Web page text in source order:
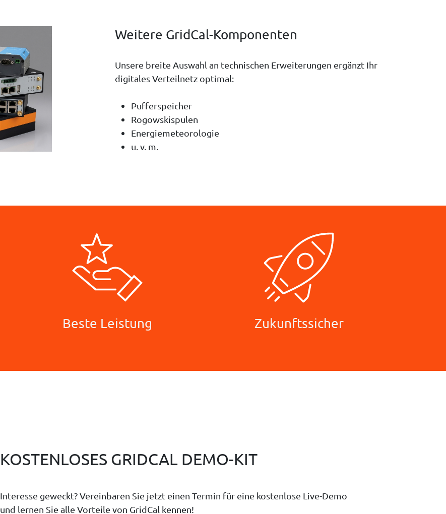
Weitere GridCal-Komponenten
Unsere breite Auswahl an technischen Erweiterungen ergänzt Ihr
digitales Verteilnetz optimal:
Pufferspeicher
Rogowskispulen
Energiemeteorologie
u. v. m.
Beste Leistung Zukunftssicher
KOSTENLOSES GRIDCAL DEMO-KIT
Interesse geweckt? Vereinbaren Sie jetzt einen Termin für eine kostenlose Live-Demo
und lernen Sie alle Vorteile von GridCal kennen!